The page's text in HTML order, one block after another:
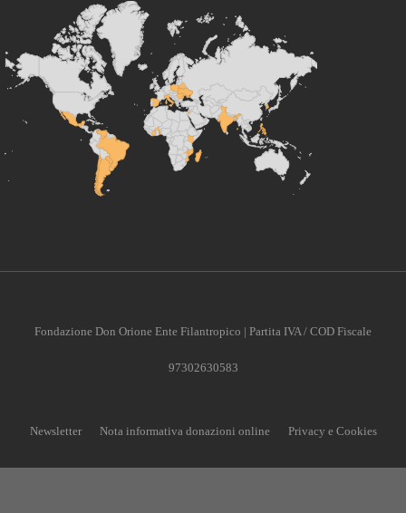
Fondazione Don Orione Ente Filantropico | Partita IVA / COD Fiscale
97302630583
Newsletter Nota informativa donazioni online Privacy e Cookies